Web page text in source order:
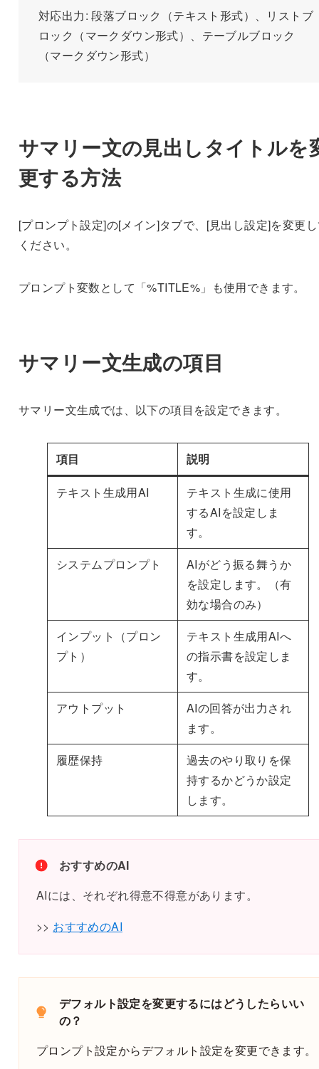
対応出力: 段落ブロック（テキスト形式）、リストブ
ロック（マークダウン形式）、テーブルブロック
（マークダウン形式）
サマリー文の見出しタイトルを
更する方法
[プロンプト設定]の[メイン]タブで、[見出し設定]を変更
ください。
プロンプト変数として「%TITLE%」も使用できます。
サマリー文生成の項目
サマリー文生成では、以下の項目を設定できます。
項目 説明
テキスト生成用AI
テキスト生成に使用
するAIを設定しま
す。
システムプロンプト
AIがどう振る舞うか
を設定します。（有
効な場合のみ）
インプット（プロン
プト）
テキスト生成用AIへ
の指示書を設定しま
す。
アウトプット
AIの回答が出力され
ます。
履歴保持
過去のやり取りを保
持するかどうか設定
します。
おすすめのAI
AIには、それぞれ得意不得意があります。
>> おすすめのAI
デフォルト設定を変更するにはどうしたらいい
の？
プロンプト設定からデフォルト設定を変更できます。